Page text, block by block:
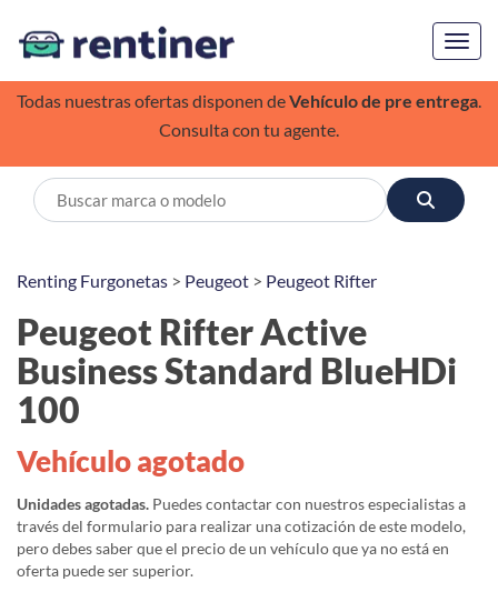
Todas nuestras ofertas disponen deVehículo de pre entrega.
Consulta con tu agente.
Renting Furgonetas > Peugeot > Peugeot Rifter
Peugeot Rifter Active
Business Standard BlueHDi
100
Vehículo agotado
Unidades agotadas. Puedes contactar con nuestros especialistas a
través del formulario para realizar una cotización de este modelo,
pero debes saber que el precio de un vehículo que ya no está en
oferta puede ser superior.